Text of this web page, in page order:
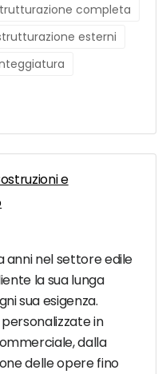
completa
esterni
e
anni nel settore edile
la sua lunga
sua esigenza.
in
dalla
delle opere fino